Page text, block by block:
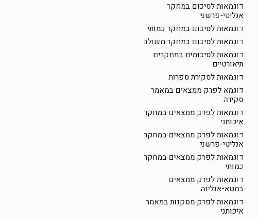
דוגמאות לסיכום במחקר
אנליטי-פרשני
דוגמאות לסיכום במחקר כמותי
דוגמאות לסיכום במחקר משולב
דוגמאות לסיכומים במחקרים
תיאורטיים
דוגמאות לסקירת ספרות
דוגמא לפרק ממצאים במאמר
סקירה
דוגמאות לפרק ממצאים במחקר
איכותני
דוגמאות לפרק ממצאים במחקר
אנליטי-פרשני
דוגמאות לפרק ממצאים במחקר
כמותי
דוגמאות לפרק ממצאים
במטא-אנליזה
דוגמאות לפרק מסקנות במאמר
איכותני